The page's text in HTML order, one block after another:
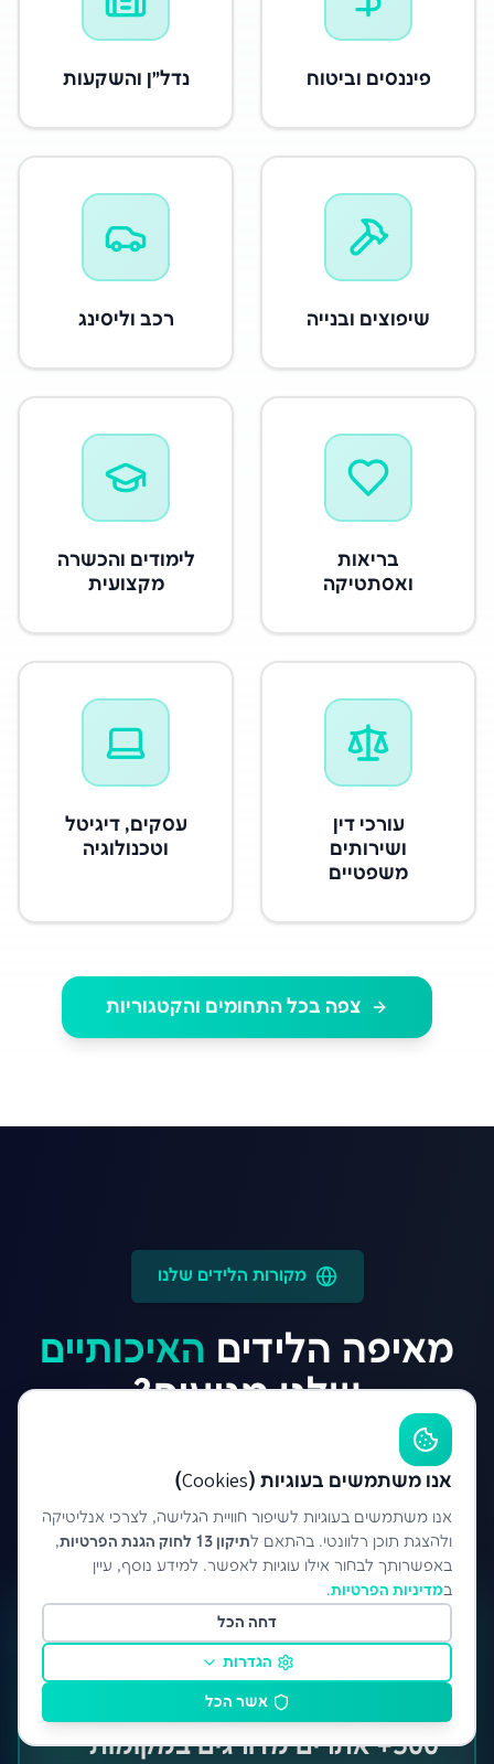
פיננסים וביטוח נדל״ן והשקעות
שיפוצים ובנייה רכב וליסינג
בריאות
ואסתטיקה
לימודים והכשרה
מקצועית
עורכי דין
ושירותים
משפטיים
עסקים, דיגיטל
וטכנולוגיה
צפה בכל התחומים והקטגוריות
מקורות הלידים שלנו
מאיפה הלידים האיכותיים
שלנו מגיעים?
נגיעה רחבה, טכנולוגיה מתקדמת, ותוצאות
מדידות
300+ אתרים מדורגים במקומות
אנו משתמשים בעוגיות (Cookies)
אנו משתמשים בעוגיות לשיפור חוויית הגלישה, לצרכי אנליטיקה
ולהצגת תוכן רלוונטי. בהתאם לתיקון 13 לחוק הגנת הפרטיות
,
באפשרותך לבחור אילו עוגיות לאפשר. למידע נוסף, עיין
במדיניות הפרטיות.
דחה הכל
הגדרות
אשר הכל